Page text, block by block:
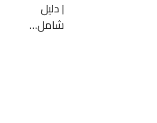
| دليل
شامل…